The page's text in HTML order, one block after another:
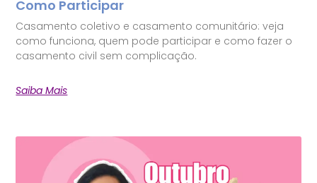
Como Participar
Casamento coletivo e casamento comunitário: veja
como funciona, quem pode participar e como fazer o
casamento civil sem complicação.
Saiba Mais